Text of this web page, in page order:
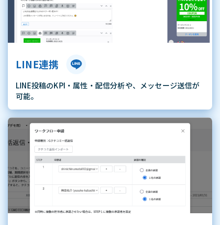
LINE連携
LINE投稿のKPI・属性・配信分析や、メッセージ送信が
可能。